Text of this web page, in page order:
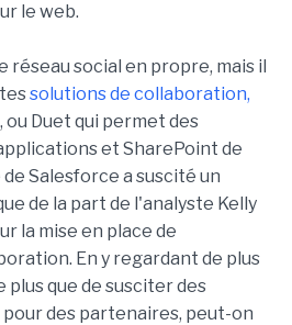
le web.
réseau social en propre, mais il
solutions de collaboration,
, ou Duet qui permet des
et SharePoint de
Salesforce a suscité un
de la part de l'analyste Kelly
la mise en place de
En y regardant de plus
plus que de susciter des
des partenaires, peut-on